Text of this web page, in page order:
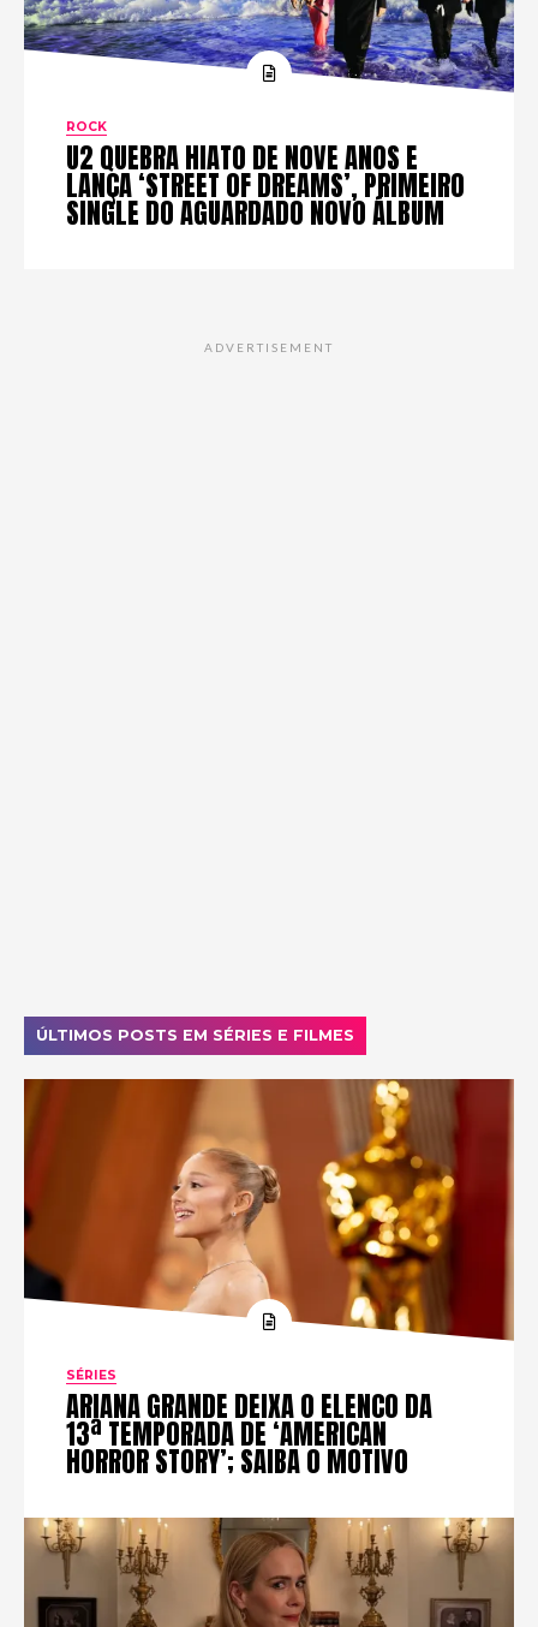
ROCK
U2 QUEBRA HIATO DE NOVE ANOS E
LANÇA ‘STREET OF DREAMS’, PRIMEIRO
SINGLE DO AGUARDADO NOVO ÁLBUM
ADVERTISEMENT
ÚLTIMOS POSTS EM SÉRIES E FILMES
SÉRIES
ARIANA GRANDE DEIXA O ELENCO DA
13ª TEMPORADA DE ‘AMERICAN
HORROR STORY’; SAIBA O MOTIVO